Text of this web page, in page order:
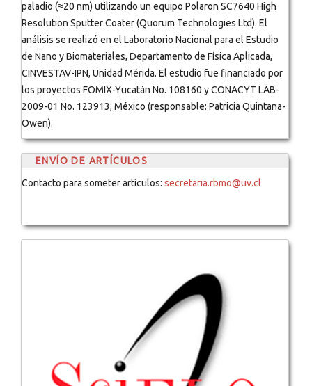
paladio (≈20 nm) utilizando un equipo Polaron SC7640 High
Resolution Sputter Coater (Quorum Technologies Ltd). El
análisis se realizó en el Laboratorio Nacional para el Estudio
de Nano y Biomateriales, Departamento de Física Aplicada,
CINVESTAV-IPN, Unidad Mérida. El estudio fue financiado por
los proyectos FOMIX-Yucatán No. 108160 y CONACYT LAB-
2009-01 No. 123913, México (responsable: Patricia Quintana-
Owen).
ENVÍO DE ARTÍCULOS
Contacto para someter artículos: secretaria.rbmo@uv.cl